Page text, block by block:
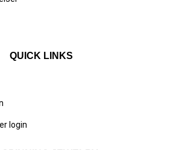
QUICK LINKS
login